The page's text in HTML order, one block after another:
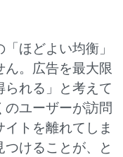
ほどよい均衡」
。広告を最大限
れる」と考えて
のユーザーが訪問
トを離れてしま
けることが、と